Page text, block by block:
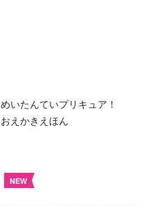
めいたんていプリキュア！
おえかきえほん
NEW